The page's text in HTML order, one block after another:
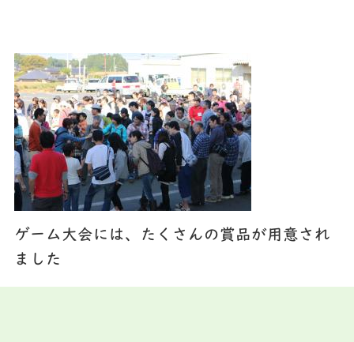
ゲーム大会には、たくさんの賞品が用意され
ました